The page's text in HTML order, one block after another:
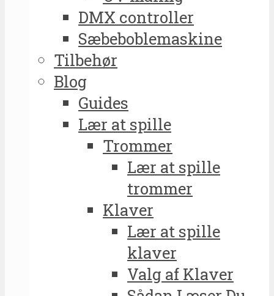
DMX controller
Sæbeboblemaskine
Tilbehør
Blog
Guides
Lær at spille
Trommer
Lær at spille
trommer
Klaver
Lær at spille
klaver
Valg af Klaver